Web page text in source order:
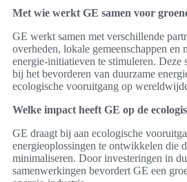
Met wie werkt GE samen voor
GE werkt samen met verschillende
overheden, lokale gemeenschappen en
energie-initiatieven te stimuleren. Deze
bij het bevorderen van duurzame
ecologische vooruitgang op
Welke impact heeft GE op de
GE draagt bij aan ecologische
energieoplossingen te ontwikkelen die
minimaliseren. Door investeringen in
samenwerkingen bevordert GE een